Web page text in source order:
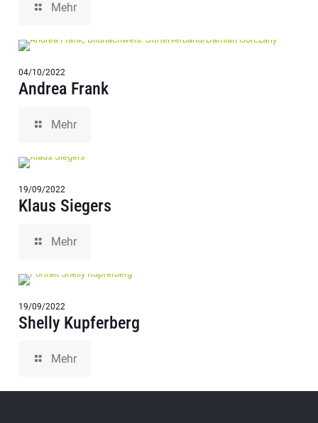
Mehr
04/10/2022
Andrea Frank
Mehr
19/09/2022
Klaus Siegers
Mehr
19/09/2022
Shelly Kupferberg
Mehr